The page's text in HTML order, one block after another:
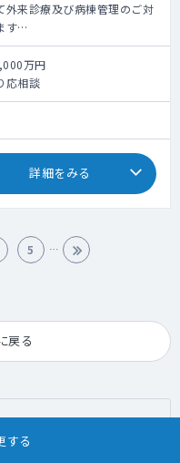
外来診療及び病棟管理のご対
す
はご相談の上、決定いたしま
強化の為
時相談可能
来、病棟管理
万円
応相談
詳細をみる
5
戻る
する